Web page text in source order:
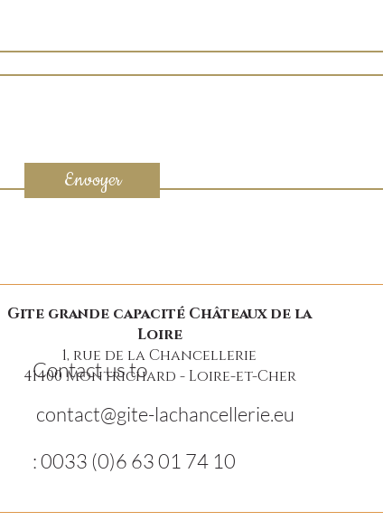
Envoyer
Gite grande capacité Châteaux de la
Loire
1, rue de la Chancellerie
41400 Montrichard - Loire-et-Cher
Contact us to
contact@gite-lachancellerie.eu
: 0033 (0)6 63 01 74 10